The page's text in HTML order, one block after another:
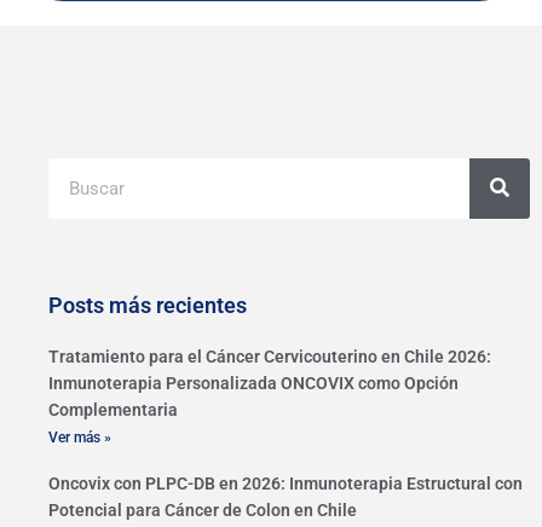
Posts más recientes
Tratamiento para el Cáncer Cervicouterino en Chile 2026:
Inmunoterapia Personalizada ONCOVIX como Opción
Complementaria
Ver más »
Oncovix con PLPC-DB en 2026: Inmunoterapia Estructural con
Potencial para Cáncer de Colon en Chile